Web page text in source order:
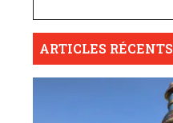
ARTICLES RÉCENTS